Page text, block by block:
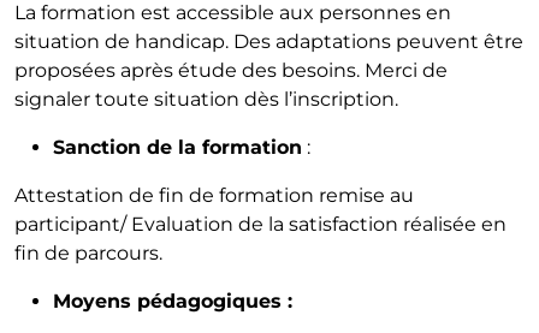
La formation est accessible aux personnes en
situation de handicap. Des adaptations peuvent être
proposées après étude des besoins. Merci de
signaler toute situation dès l’inscription.
Sanction de la formation :
Attestation de fin de formation remise au
participant/ Evaluation de la satisfaction réalisée en
fin de parcours.
Moyens pédagogiques :